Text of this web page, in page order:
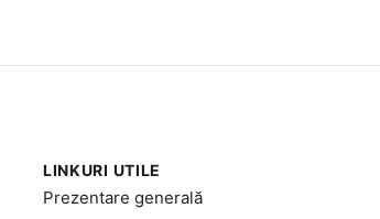
LINKURI UTILE
Prezentare generală